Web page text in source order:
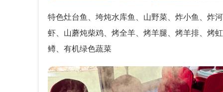
特色灶台鱼、垮炖水库鱼、山野菜、炸小鱼、炸河
虾、山蘑炖柴鸡、烤全羊、烤羊腿、烤羊排、烤虹
鳟、有机绿色蔬菜